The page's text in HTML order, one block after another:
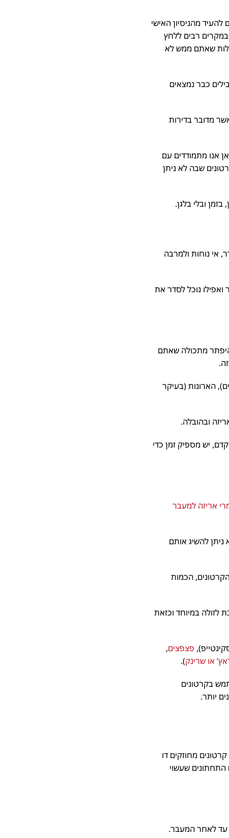
מהניסיון האישי
רבים ללחץ
שאתם ממש לא
כבר נמצאים
מדובר בדירות
אנו מתמודדים עם
שבה לא ניתן
ובלי בלגן.
אי נוחות ולמרבה
נוכל לסדר את
מתכולה שאתם
הארונות (בעיקר
ובהובלה.
יש מספיק זמן כדי
אריזה למעבר
להשיג אותם
הכמות
במיוחד וכזאת
פצפצים,
או שרינק).
בקרטונים
יותר.
מחוזקים דו
שעשוי
לאחר המעבר.